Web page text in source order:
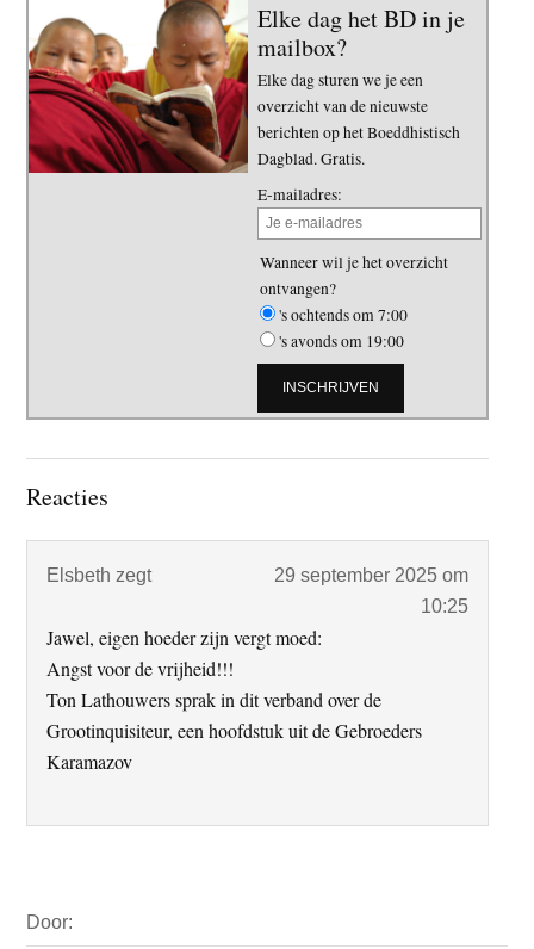
Elke dag het BD in je
mailbox?
Elke dag sturen we je een
overzicht van de nieuwste
berichten op het Boeddhistisch
Dagblad. Gratis.
E-mailadres:
Wanneer wil je het overzicht
ontvangen?
's ochtends om 7:00
's avonds om 19:00
Lees
Reacties
Elsbeth zegt
29 september 2025 om
10:25
Jawel, eigen hoeder zijn vergt moed:
Angst voor de vrijheid!!!
Ton Lathouwers sprak in dit verband over de
Grootinquisiteur, een hoofdstuk uit de Gebroeders
Karamazov
Sidebar
Door: